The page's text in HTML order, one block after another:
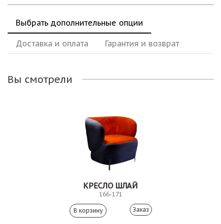
Выбрать дополнительные опции
Доставка и оплата Гарантия и возврат
Вы смотрели
КРЕСЛО ШЛАЙ
166-171
Заказ